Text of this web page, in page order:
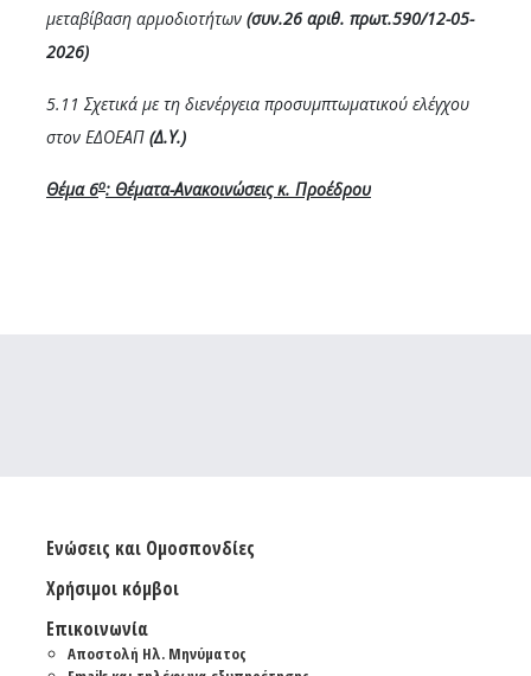
μεταβίβαση αρμοδιοτήτων (συν.26 αριθ. πρωτ.590/12-05-
2026)
5.11 Σχετικά με τη διενέργεια προσυμπτωματικού ελέγχου
στον ΕΔΟΕΑΠ (Δ.Υ.)
Θέμα 6ο: Θέματα-Ανακοινώσεις κ. Προέδρου
Ενώσεις και Ομοσπονδίες
Χρήσιμοι κόμβοι
Επικοινωνία
Αποστολή Ηλ. Μηνύματος